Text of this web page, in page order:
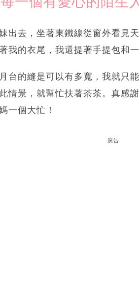
出去，坐著東鐵線從窗外看見
我的衣尾，我還提著手提包和
台的縫是可以有多寬，我就只
情景，就幫忙扶著茶茶。真感
一個大忙！
廣告